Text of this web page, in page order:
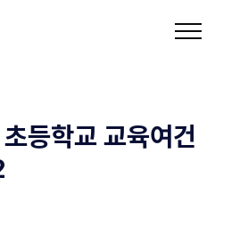
등학교 교육여건